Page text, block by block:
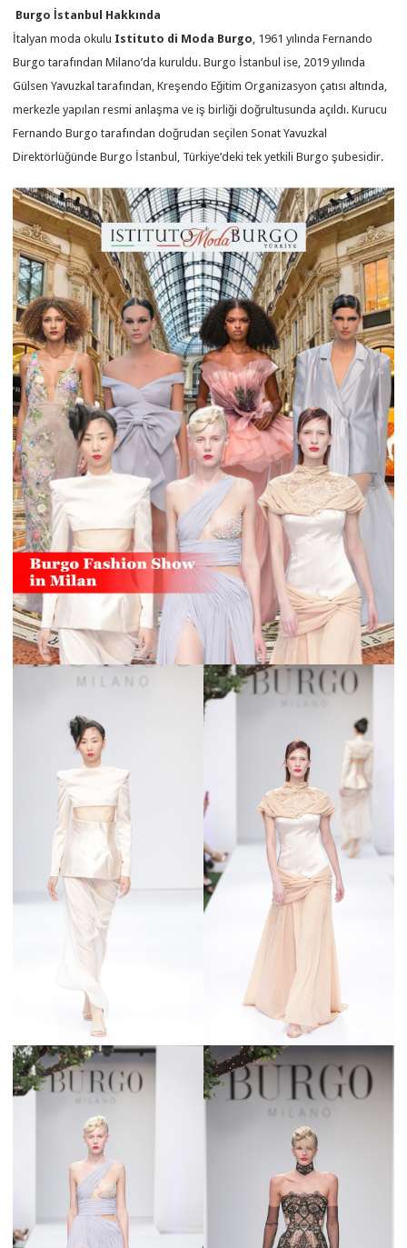
Burgo İstanbul Hakkında
İtalyan moda okulu Istituto di Moda Burgo, 1961 yılında Fernando
Burgo tarafından Milano’da kuruldu. Burgo İstanbul ise, 2019 yılında
Gülsen Yavuzkal tarafından, Kreşendo Eğitim Organizasyon çatısı altında,
merkezle yapılan resmi anlaşma ve iş birliği doğrultusunda açıldı. Kurucu
Fernando Burgo tarafından doğrudan seçilen Sonat Yavuzkal
Direktörlüğünde Burgo İstanbul, Türkiye’deki tek yetkili Burgo şubesidir.